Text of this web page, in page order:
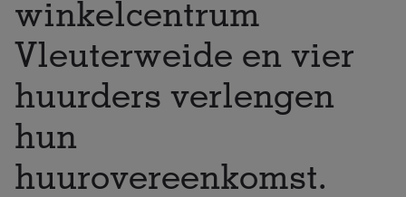
winkelcentrum
Vleuterweide en vier
huurders verlengen
hun
huurovereenkomst.